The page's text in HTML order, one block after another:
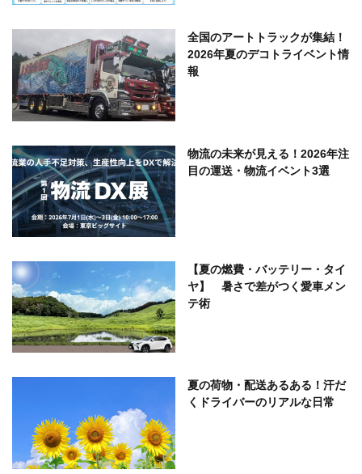
全国のアートトラックが集結！
2026年夏のデコトライベント情
報
物流の未来が見える！2026年注
目の運送・物流イベント3選
【夏の燃費・バッテリー・タイ
ヤ】 暑さで差がつく愛車メン
テ術
夏の荷物・配送あるある！汗だ
くドライバーのリアルな日常